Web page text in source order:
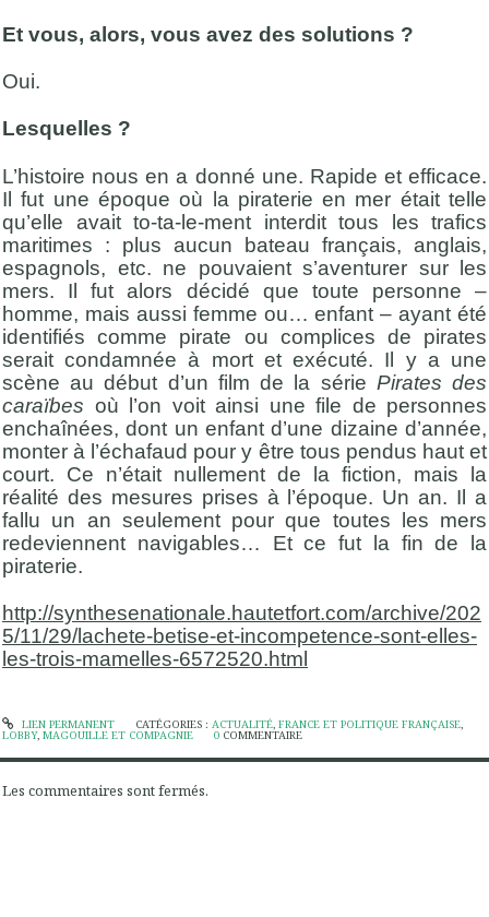
Et vous, alors, vous avez des solutions ?
Oui.
Lesquelles ?
L’histoire nous en a donné une. Rapide et efficace.
Il fut une époque où la piraterie en mer était telle
qu’elle avait to-ta-le-ment interdit tous les trafics
maritimes : plus aucun bateau français, anglais,
espagnols, etc. ne pouvaient s’aventurer sur les
mers. Il fut alors décidé que toute personne –
homme, mais aussi femme ou… enfant – ayant été
identifiés comme pirate ou complices de pirates
serait condamnée à mort et exécuté. Il y a une
scène au début d’un film de la série Pirates des
caraïbes où l’on voit ainsi une file de personnes
enchaînées, dont un enfant d’une dizaine d’année,
monter à l’échafaud pour y être tous pendus haut et
court. Ce n’était nullement de la fiction, mais la
réalité des mesures prises à l’époque. Un an. Il a
fallu un an seulement pour que toutes les mers
redeviennent navigables… Et ce fut la fin de la
piraterie.
http://synthesenationale.hautetfort.com/archive/202
5/11/29/lachete-betise-et-incompetence-sont-elles-
les-trois-mamelles-6572520.html
LIEN PERMANENT CATÉGORIES : ACTUALITÉ, FRANCE ET POLITIQUE FRANÇAISE,
LOBBY, MAGOUILLE ET COMPAGNIE 0 COMMENTAIRE
Les commentaires sont fermés.